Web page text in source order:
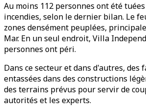
Au moins 112 personnes ont été
incendies, selon le dernier bilan. Le
zones densément peuplées,
Mar. En un seul endroit, Villa
personnes ont péri.
Dans ce secteur et dans d'autres, des
entassées dans des constructions
des terrains prévus pour servir de
autorités et les experts.